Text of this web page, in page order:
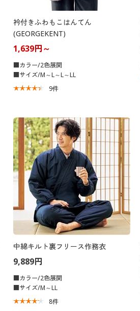
衿付きふわもこはんてん
(GEORGEKENT)
1,639円～
■カラー/2色展開
■サイズ/M～L～L～LL
9件
中綿キルト裏フリース作務衣
9,889円
■カラー/2色展開
■サイズ/M～LL
8件